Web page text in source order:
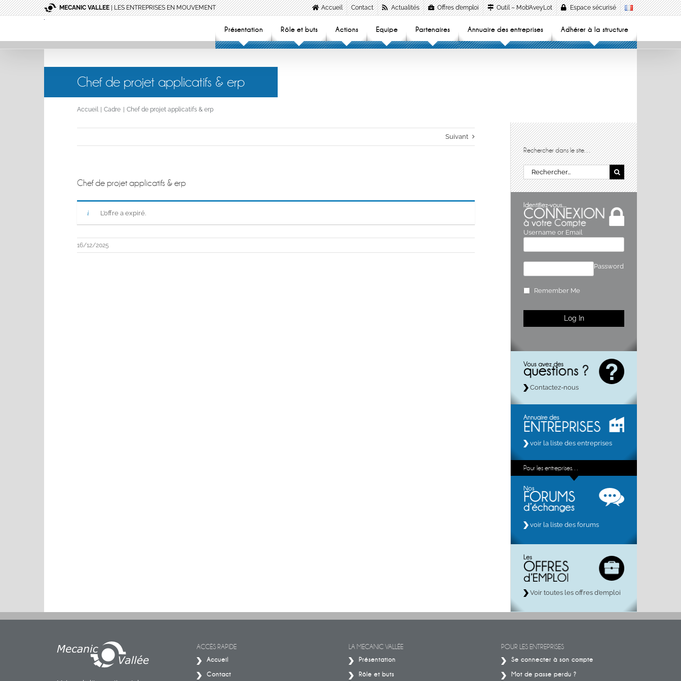
Passer
au
MECANIC VALLEE| LES ENTREPRISES EN MOUVEMENT Accueil Contact Actualités Offres d’emploi Outil – Mob’AveyLot Espace sécurisé
Présentation Rôle et buts Actions Equipe Partenaires Annuaire des entreprises Adhérer à la structure
Chef de projet applicatifs & erp
Accueil Cadre Chef de projet applicatifs & erp
Suivant
Chef de projet applicatifs & erp
L’offre a expiré.
16/12/2025
Rechercher dans le site…
Rechercher:
Username or Email
Password
Remember Me
Contactez-nous
voir la liste des entreprises
Pour les entreprises…
voir la liste des forums
Voir toutes les offres d’emploi
ACCÈS RAPIDE
Accueil
Contact
LA MECANIC VALLÉE
Présentation
Rôle et buts
POUR LES ENTREPRISES
Se connecter à son compte
Mot de passe perdu ?